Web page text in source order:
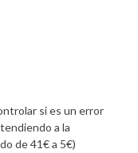
si es un error
a la
de 41€ a 5€)